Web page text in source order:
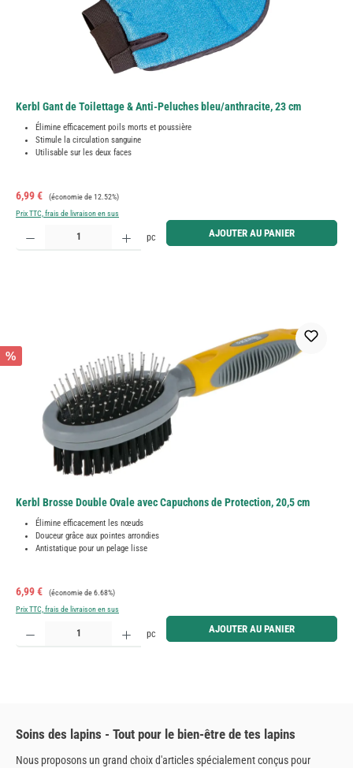
Kerbl Gant de Toilettage & Anti-Peluches bleu/anthracite, 23 cm
Élimine efficacement poils morts et poussière
Stimule la circulation sanguine
Utilisable sur les deux faces
Prix de vente :
6,99 € Prix régulier :
(économie de 12.52%)
Prix TTC, frais de livraison en sus
Quantité de produit : Entrez la quantité souhaitée ou utilisez les boutons pour augmenter ou
pc AJOUTER AU PANIER
%
Kerbl Brosse Double Ovale avec Capuchons de Protection, 20,5 cm
Élimine efficacement les nœuds
Douceur grâce aux pointes arrondies
Antistatique pour un pelage lisse
Prix de vente :
6,99 € Prix régulier :
(économie de 6.68%)
Prix TTC, frais de livraison en sus
Quantité de produit : Entrez la quantité souhaitée ou utilisez les boutons pour augmenter ou
pc AJOUTER AU PANIER
Soins des lapins - Tout pour le bien-être de tes lapins
Nous proposons un grand choix d'articles spécialement conçus pour